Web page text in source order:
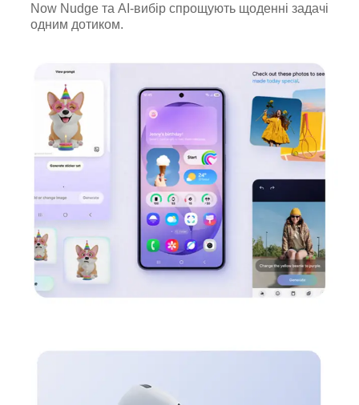
Now Nudge та AI-вибір спрощують щоденні задачі
одним дотиком.